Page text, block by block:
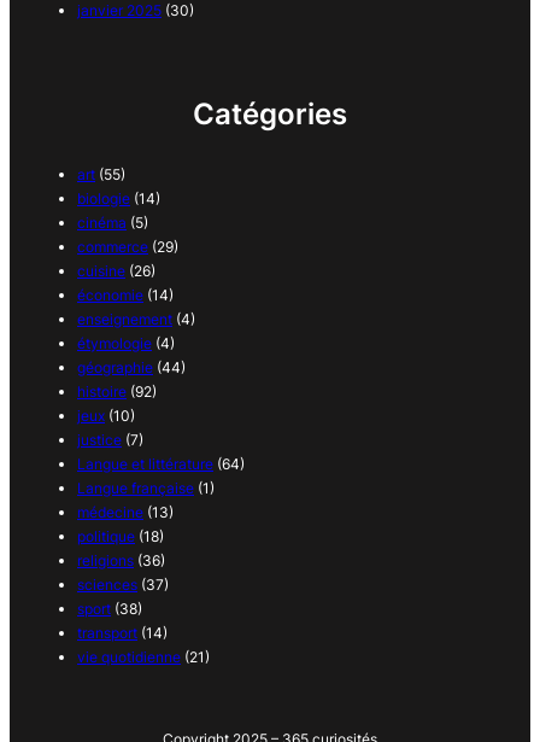
janvier 2025 (30)
Catégories
art (55)
biologie (14)
cinéma (5)
commerce (29)
cuisine (26)
économie (14)
enseignement (4)
étymologie (4)
géographie (44)
histoire (92)
jeux (10)
justice (7)
Langue et littérature (64)
Langue française (1)
médecine (13)
politique (18)
religions (36)
sciences (37)
sport (38)
transport (14)
vie quotidienne (21)